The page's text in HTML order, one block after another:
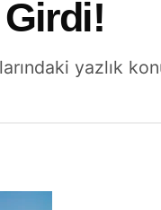
yazlık